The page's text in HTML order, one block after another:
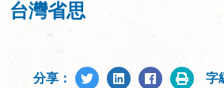
台灣省思
分享： 字